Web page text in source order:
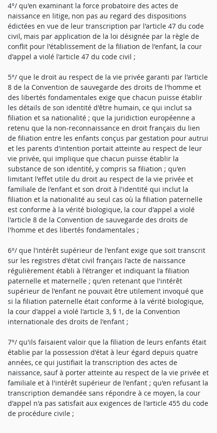
4°/ qu'en examinant la force probatoire des actes de
naissance en litige, non pas au regard des dispositions
édictées en vue de leur transcription par l'article 47 du code
civil, mais par application de la loi désignée par la règle de
conflit pour l'établissement de la filiation de l'enfant, la cour
d'appel a violé l'article 47 du code civil ;
5°/ que le droit au respect de la vie privée garanti par l'article
8 de la Convention de sauvegarde des droits de l'homme et
des libertés fondamentales exige que chacun puisse établir
les détails de son identité d'être humain, ce qui inclut sa
filiation et sa nationalité ; que la juridiction européenne a
retenu que la non-reconnaissance en droit français du lien
de filiation entre les enfants conçus par gestation pour autrui
et les parents d'intention portait atteinte au respect de leur
vie privée, qui implique que chacun puisse établir la
substance de son identité, y compris sa filiation ; qu'en
limitant l'effet utile du droit au respect de la vie privée et
familiale de l'enfant et son droit à l'identité qui inclut la
filiation et la nationalité au seul cas où la filiation paternelle
est conforme à la vérité biologique, la cour d'appel a violé
l'article 8 de la Convention de sauvegarde des droits de
l'homme et des libertés fondamentales ;
6°/ que l'intérêt supérieur de l'enfant exige que soit transcrit
sur les registres d'état civil français l'acte de naissance
régulièrement établi à l'étranger et indiquant la filiation
paternelle et maternelle ; qu'en retenant que l'intérêt
supérieur de l'enfant ne pouvait être utilement invoqué que
si la filiation paternelle était conforme à la vérité biologique,
la cour d'appel a violé l'article 3, § 1, de la Convention
internationale des droits de l'enfant ;
7°/ qu'ils faisaient valoir que la filiation de leurs enfants était
établie par la possession d'état à leur égard depuis quatre
années, ce qui justifiait la transcription des actes de
naissance, sauf à porter atteinte au respect de la vie privée et
familiale et à l'intérêt supérieur de l'enfant ; qu'en refusant la
transcription demandée sans répondre à ce moyen, la cour
d'appel n'a pas satisfait aux exigences de l'article 455 du code
de procédure civile ;